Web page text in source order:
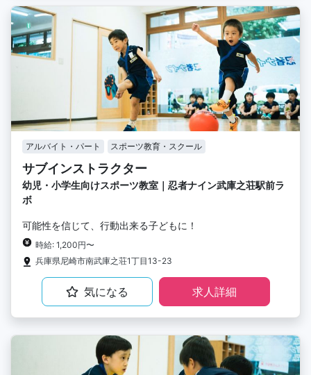
アルバイト・パート スポーツ教育・スクール
サブインストラクター
幼児・小学生向けスポーツ教室｜忍者ナイン武庫之荘駅前ラ
ボ
可能性を信じて、行動出来る子どもに！
時給: 1,200円〜
兵庫県尼崎市南武庫之荘1丁目13-23
気になる 求人詳細